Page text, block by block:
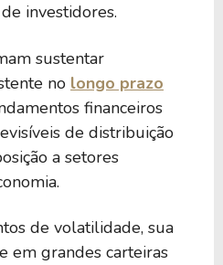
356,40 M
bens industriais
investidores.
sustentar
no longo prazo
financeiros
de distribuição
a setores
de volatilidade, sua
em grandes carteiras